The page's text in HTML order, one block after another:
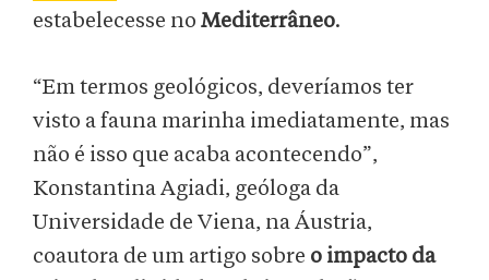
estabelecesse no Mediterrâneo.
“Em termos geológicos, deveríamos ter
visto a fauna marinha imediatamente, mas
não é isso que acaba acontecendo”,
Konstantina Agiadi, geóloga da
Universidade de Viena, na Áustria,
coautora de um artigo sobre o impacto da